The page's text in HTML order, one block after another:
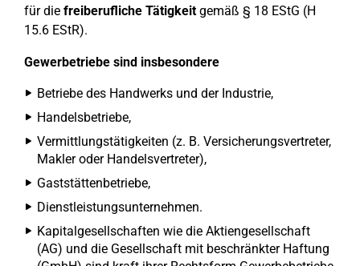
für die freiberufliche Tätigkeitgemäß § 18 EStG (H
15.6 EStR).
Gewerbetriebe sind insbesondere
Betriebe des Handwerks und der Industrie,
Handelsbetriebe,
Vermittlungstätigkeiten (z. B. Versicherungsvertreter,
Makler oder Handelsvertreter),
Gaststättenbetriebe,
Dienstleistungsunternehmen.
Kapitalgesellschaften wie die Aktiengesellschaft
(AG) und die Gesellschaft mit beschränkter Haftung